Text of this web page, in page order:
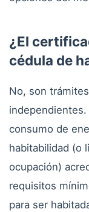
¿El
cédula de
No, son
consumo de
habitabilidad (o
ocupación)
requisitos
para ser